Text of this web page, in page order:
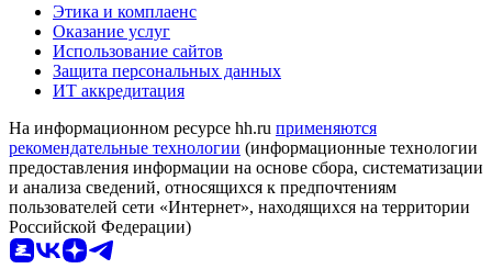
Этика и комплаенс
Оказание услуг
Использование сайтов
Защита персональных данных
ИТ аккредитация
На информационном ресурсе hh.ru применяются
рекомендательные технологии (информационные технологии
предоставления информации на основе сбора, систематизации
и анализа сведений, относящихся к предпочтениям
пользователей сети «Интернет», находящихся на территории
Российской Федерации)